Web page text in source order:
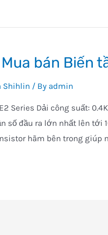
bán Biến
Shihlin / By admin
Series Dải công suất:
số đầu ra lớn nhất lên tới
hãm bên trong giúp